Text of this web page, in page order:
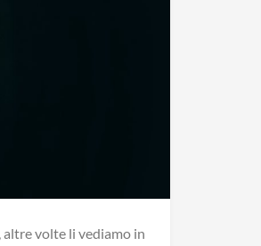
volte li vediamo in